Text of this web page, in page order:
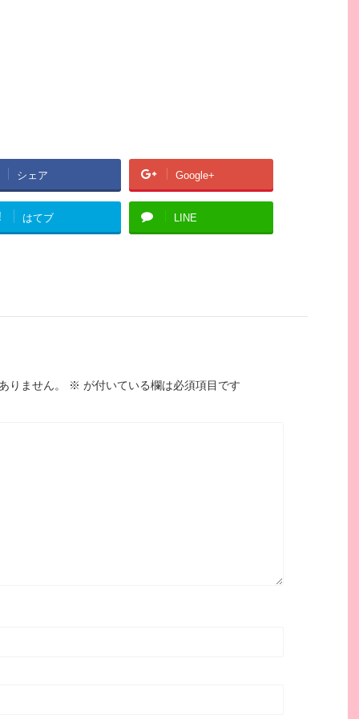
シェア Google+
はてブ LINE
りません。 ※ が付いている欄は必須項目です